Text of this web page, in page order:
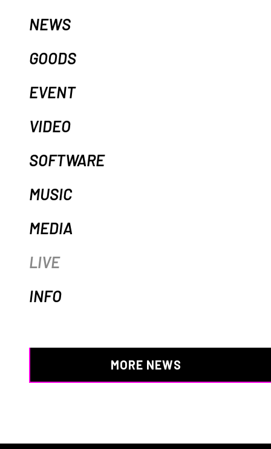
NEWS
GOODS
EVENT
VIDEO
SOFTWARE
MUSIC
MEDIA
LIVE
INFO
MORE NEWS